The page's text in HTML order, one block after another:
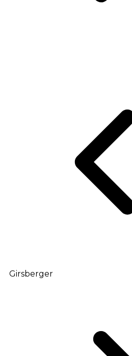
Girsberger